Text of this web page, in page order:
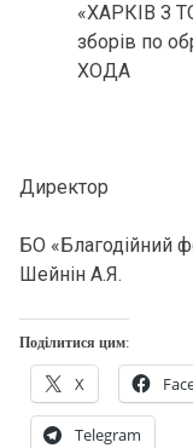
«ХАРКІВ З
зборів по
ХОДА
Директор
БО
Шейнін А.Я.
Поділитися цим:
X
Telegram